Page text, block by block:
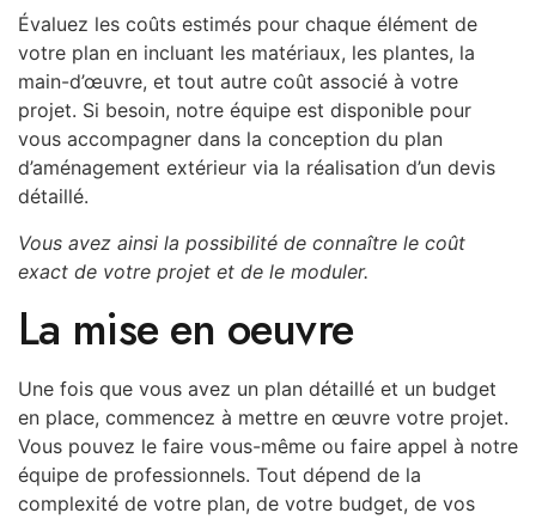
Évaluez les coûts estimés pour chaque élément de
votre plan en incluant les matériaux, les plantes, la
main-d’œuvre, et tout autre coût associé à votre
projet. Si besoin, notre équipe est disponible pour
vous accompagner dans la conception du plan
d’aménagement extérieur via la réalisation d’un devis
détaillé.
Vous avez ainsi la possibilité de connaître le coût
exact de votre projet et de le moduler.
La mise en oeuvre
Une fois que vous avez un plan détaillé et un budget
en place, commencez à mettre en œuvre votre projet.
Vous pouvez le faire vous-même ou faire appel à notre
équipe de professionnels. Tout dépend de la
complexité de votre plan, de votre budget, de vos